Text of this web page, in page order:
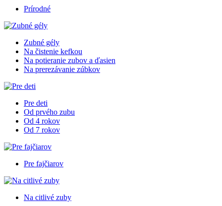
Prírodné
Zubné gély
Na čistenie kefkou
Na potieranie zubov a ďasien
Na prerezávanie zúbkov
Pre deti
Od prvého zubu
Od 4 rokov
Od 7 rokov
Pre fajčiarov
Na citlivé zuby